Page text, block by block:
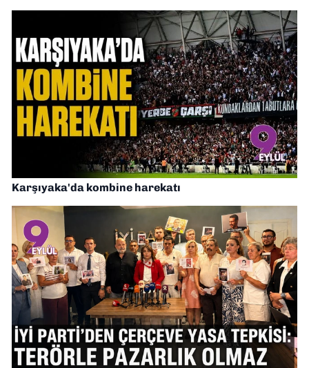
Karşıyaka'da kombine harekatı